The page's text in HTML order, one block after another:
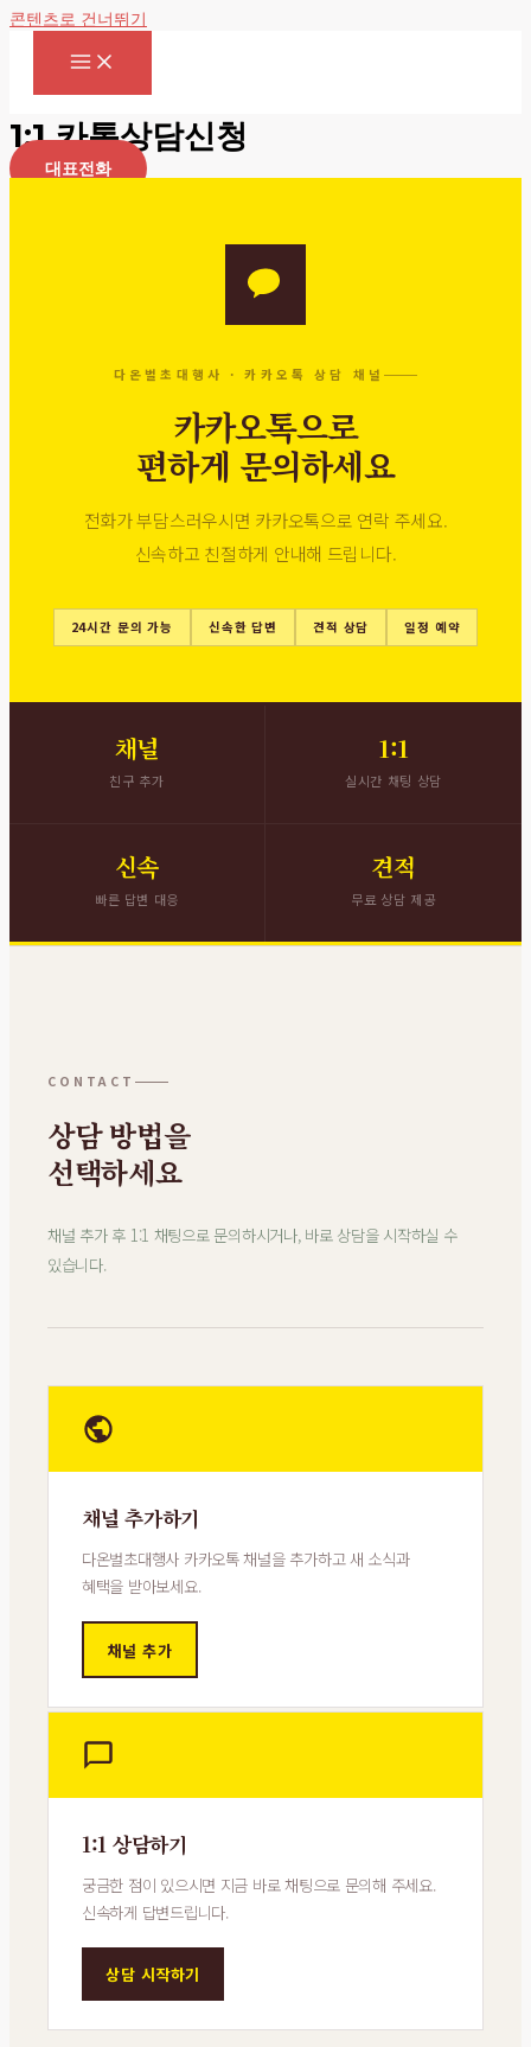
콘텐츠로 건너뛰기
1:1 카톡상담신청
대표전화
다온벌초대행사 · 카카오톡 상담 채널
카카오톡으로
편하게 문의하세요
전화가 부담스러우시면 카카오톡으로 연락 주세요.
신속하고 친절하게 안내해 드립니다.
24시간 문의 가능 신속한 답변 견적 상담 일정 예약
채널
친구 추가
1:1
실시간 채팅 상담
신속
빠른 답변 대응
견적
무료 상담 제공
CONTACT
상담 방법을
선택하세요
채널 추가 후 1:1 채팅으로 문의하시거나, 바로 상담을 시작하실 수
있습니다.
채널 추가하기
다온벌초대행사 카카오톡 채널을 추가하고 새 소식과
혜택을 받아보세요.
채널 추가
1:1 상담하기
궁금한 점이 있으시면 지금 바로 채팅으로 문의해 주세요.
신속하게 답변드립니다.
상담 시작하기